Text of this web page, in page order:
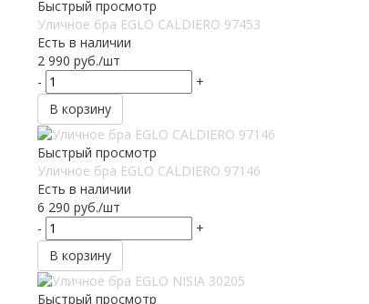
Быстрый просмотр
Уличное бра EGLO CALDIERO 97453
Есть в наличии
2 990 руб./шт
-
+
В корзину
Быстрый просмотр
Уличное бра EGLO CALDIERO 97146
Есть в наличии
6 290 руб./шт
-
+
В корзину
Быстрый просмотр